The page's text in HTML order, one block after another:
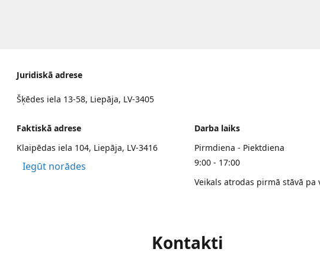
Juridiskā adrese
Šķēdes iela 13-58, Liepāja, LV-3405
Faktiskā adrese
Klaipēdas iela 104, Liepāja, LV-3416
Iegūt norādes
Darba laiks
Pirmdiena - Piektdiena
9:00 - 17:00
Veikals atrodas pirmā stāvā pa
Kontakti